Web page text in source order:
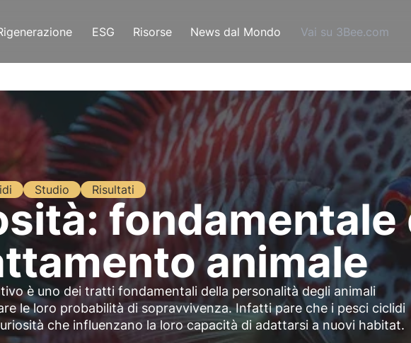
ESG Risorse News dal Mondo Vai su 3Bee.com
Studio Risultati
animale
è uno dei tratti fondamentali della personalità degli animali
le loro probabilità di sopravvivenza. Infatti pare che i pesci ciclidi
che influenzano la loro capacità di adattarsi a nuovi habitat.